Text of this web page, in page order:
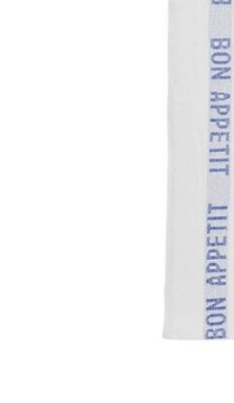
Kasse